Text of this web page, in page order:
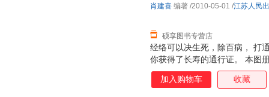
经络可以决生死，除百病， 打
你获得了长寿的通行证。 本图
打通经络的最快途经。 ◎ 专家
编著，易玮博士审定； ◎ 内容
硕享图书专营店
肖建喜 编著 /2010-05-01 /江苏人民
加入购物车 收藏